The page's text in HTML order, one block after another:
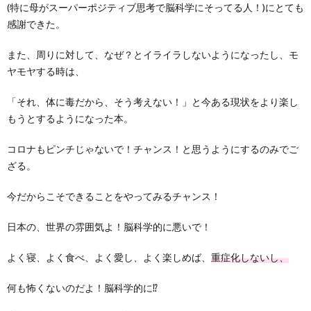
(特に母がスーパーポジティブ思考で脳科学にそってる人！)にとても
感謝できた。
また、周りに対して、なぜ？とイライラしないようになったし、モ
ヤモヤする時は、
「それ、体に毒だから、そう考えない！」と今ある現状をより楽し
もうとするようになった本。
コロナもピンチじゃないで！チャンス！と思うようにするのみでご
ざる。
今だからこそできることをやってみるチャンス！
日本の、世界の雰囲気よ！脳科学的に悪いで！
よく寝、よく食べ、よく愛し、よく楽しめば、 重症化しないし、
何も怖くないのだよ！脳科学的に⁉